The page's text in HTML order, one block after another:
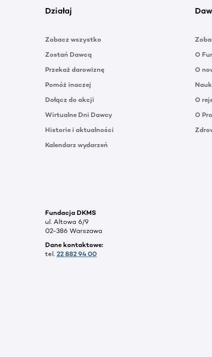
Działaj
Zobacz wszystko
Zostań Dawcą
Przekaż darowiznę
Pomóż inaczej
Dołącz do akcji
Wirtualne Dni Dawcy
Historie i aktualności
Kalendarz wydarzeń
O
O
O
O
Fundacja DKMS
ul. Altowa 6/9
02-386 Warszawa
Dane kontaktowe:
tel. 22 882 94 00